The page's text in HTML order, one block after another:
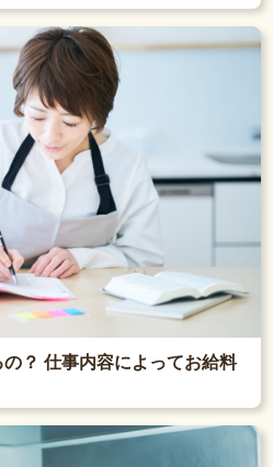
？ 仕事内容によってお給料